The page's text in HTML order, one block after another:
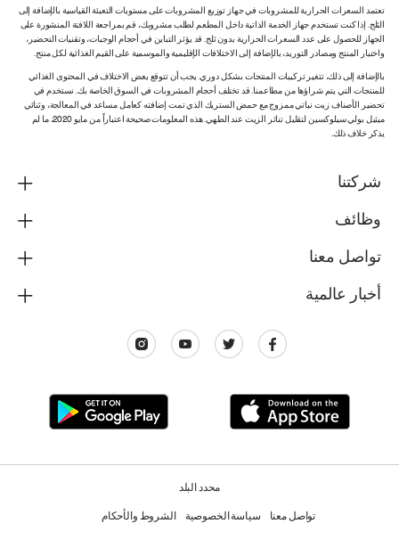
تعتمد السعرات الحرارية للمشروبات في جهاز توزيع المشروبات على مستويات التعبئة القياسية بالإضافة إلى
الثلج. إذا كنت تستخدم جهاز الخدمة الذاتية داخل المطعم لطلب مشروبك، قم بمراجعة اللافتة المنشورة على
الجهاز للحصول على عدد السعرات الحرارية بدون ثلج. قد يؤثر التباين في أحجام الوجبات، وتقنيات التحضير،
واختبار المنتج ومصادر التوريد، بالإضافة إلى الاختلافات الإقليمية والموسمية على القيم الغذائية لكل منتج.
بالإضافة إلى ذلك، تتغير تركيبات المنتجات بشكل دوري. يجب أن تتوقع بعض الاختلاف في المحتوى الغذائي
للمنتجات التي يتم شراؤها من مطاعمنا. قد تختلف أحجام المشروبات في السوق الخاصة بك. نستخدم في
تحضير الأصناف زيت نباتي ممزوج مع حمض الستريك الذي تمت إضافته كعامل مساعد في المعالجة، وثنائي
ميثيل بولي سيلوكسين لتقليل تناثر الزيت عند الطهي. هذه المعلومات صحيحة اعتباراً من مايو 2020، ما لم
يذكر خلاف ذلك.
شركتنا
وظائف
تواصل معنا
أخبار عالمية
محدد البلد
تواصل معنا سياسة الخصوصية الشروط والأحكام